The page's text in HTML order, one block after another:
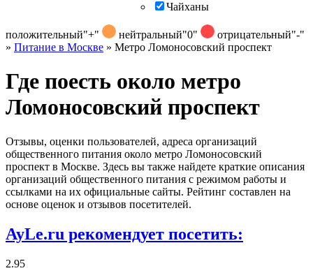
Чайханы
положительный"+" нейтральный"0" отрицательный"-"
» Питание в Москве » Метро Ломоносовский проспект
Где поесть около метро
Ломоносовский проспект
Отзывы, оценки пользователей, адреса организаций
общественного питания около метро Ломоносовский
проспект в Москве. Здесь вы также найдете краткие описания
организаций общественного питания с режимом работы и
ссылками на их официальные сайты. Рейтинг составлен на
основе оценок и отзывов посетителей.
AyLe.ru рекомендует посетить:
2.95